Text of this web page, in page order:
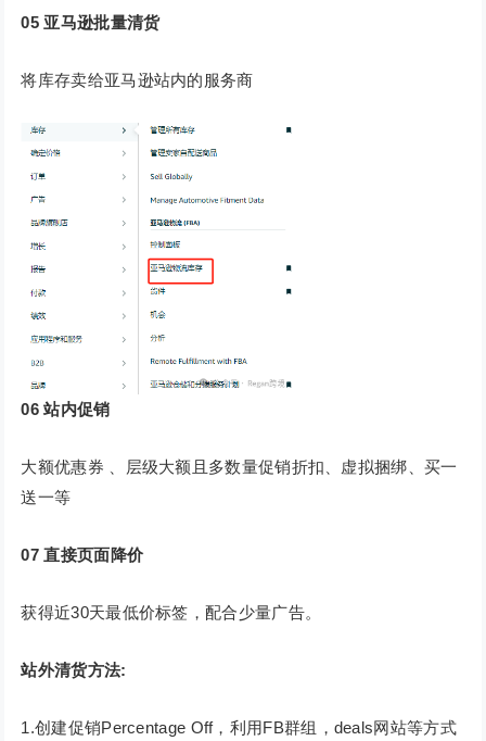
05 亚马逊批量清货
将库存卖给亚马逊站内的服务商
06 站内促销
大额优惠券 、层级大额且多数量促销折扣、虚拟捆绑、买一
送一等
07 直接页面降价
获得近30天最低价标签，配合少量广告。
站外清货方法:
1.创建促销Percentage Off，利用FB群组，deals网站等方式